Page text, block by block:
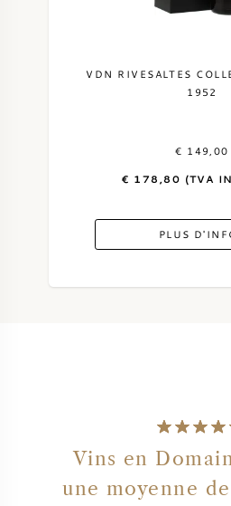
VDN RIVESALTES
1952
€ 149,00
€ 178,80 (TVA
PLUS
Vins en
une moyenne